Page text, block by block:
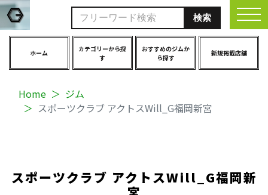
ホーム
カテゴリーから探
す
おすすめのジムか
ら探す
新規掲載店舗
Home
ジム
スポーツクラブ アクトスWill_G福岡新宮
スポーツクラブ アクトスWill_G福岡新